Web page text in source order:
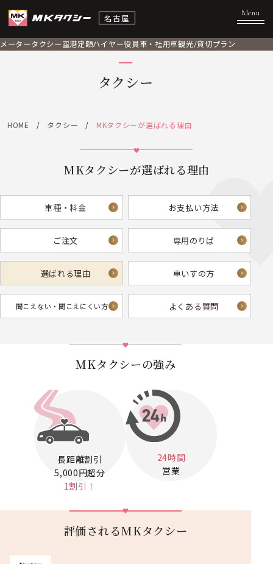
名古屋
メータータクシー空港定額ハイヤー役員車・社用車観光/貸切プラン
タクシー
HOME タクシー MKタクシーが選ばれる理由
MKタクシーが選ばれる理由
車種・料金 お支払い方法
ご注文 専用のりば
選ばれる理由 車いすの方
聞こえない・ 聞こえにくい方へ よくある質問
MKタクシーの強み
長距離割引
5,000円超分
1割引！
24時間
営業
評価されるMKタクシー